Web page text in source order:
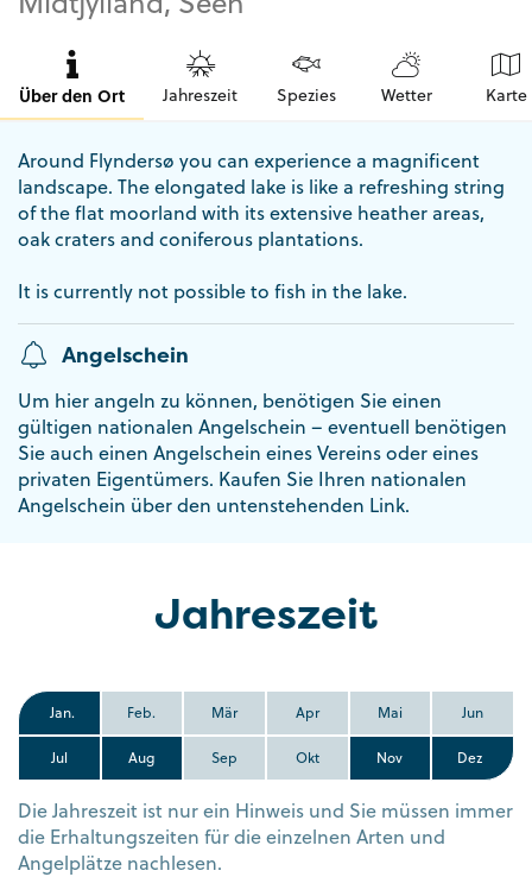
Über den Ort Jahreszeit Spezies Wetter Karte
Around Flyndersø you can experience a magnificent
landscape. The elongated lake is like a refreshing string
of the flat moorland with its extensive heather areas,
oak craters and coniferous plantations.
It is currently not possible to fish in the lake.
Angelschein
Um hier angeln zu können, benötigen Sie einen
gültigen nationalen Angelschein – eventuell benötigen
Sie auch einen Angelschein eines Vereins oder eines
privaten Eigentümers. Kaufen Sie Ihren nationalen
Angelschein über den untenstehenden Link.
Jahreszeit
Jan. Feb. Mär Apr Mai Jun
Jul Aug Sep Okt Nov Dez
Die Jahreszeit ist nur ein Hinweis und Sie müssen immer
die Erhaltungszeiten für die einzelnen Arten und
Angelplätze nachlesen.